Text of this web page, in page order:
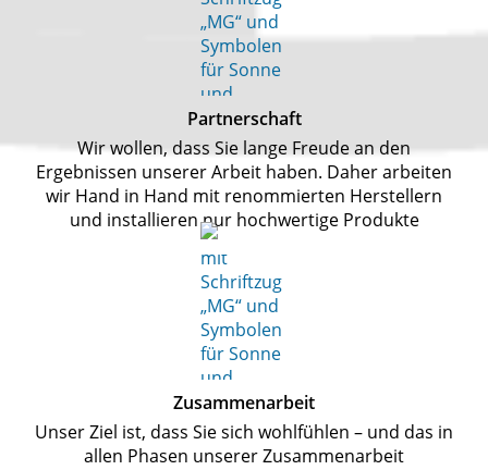
Partnerschaft
Wir wollen, dass Sie lange Freude an den
Ergebnissen unserer Arbeit haben. Daher arbeiten
wir Hand in Hand mit renommierten Herstellern
und installieren nur hochwertige Produkte
Zusammenarbeit
Unser Ziel ist, dass Sie sich wohlfühlen – und das in
allen Phasen unserer Zusammenarbeit